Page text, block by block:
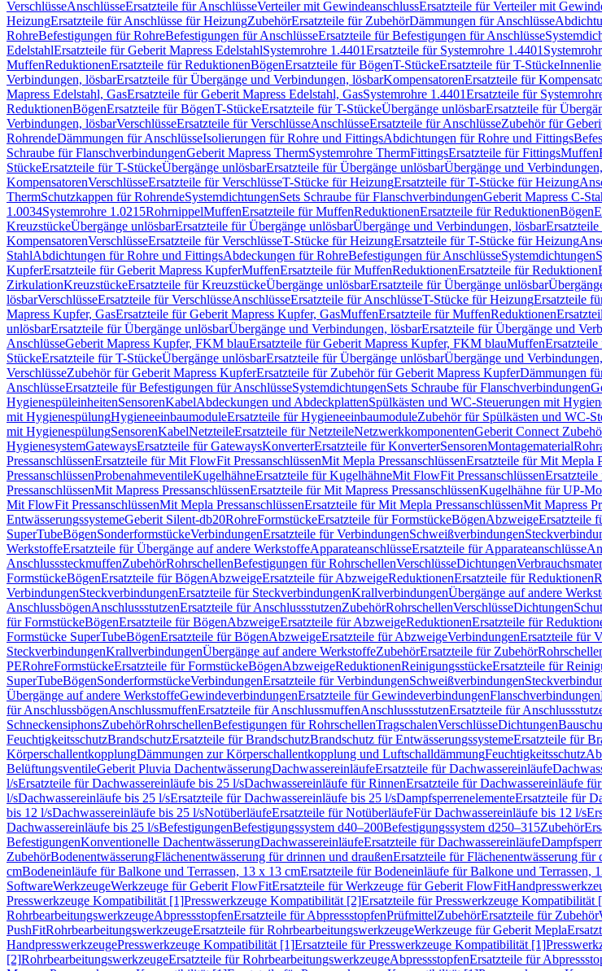
VerschlüsseAnschlüsseErsatzteile für AnschlüsseVerteiler mit GewindeanschlussErsatzteile für Verteiler mit
HeizungErsatzteile für Anschlüsse für HeizungZubehörErsatzteile für ZubehörDämmungen für Anschlüsse
RohreBefestigungen für RohreBefestigungen für AnschlüsseErsatzteile für Befestigungen für Anschlüsse
EdelstahlErsatzteile für Geberit Mapress EdelstahlSystemrohre 1.4401Ersatzteile für Systemrohre 1.4401
MuffenReduktionenErsatzteile für ReduktionenBögenErsatzteile für BögenT-StückeErsatzteile für T-Stücke
Verbindungen, lösbarErsatzteile für Übergänge und Verbindungen, lösbarKompensatorenErsatzteile für
Mapress Edelstahl, GasErsatzteile für Geberit Mapress Edelstahl, GasSystemrohre 1.4401Ersatzteile für
ReduktionenBögenErsatzteile für BögenT-StückeErsatzteile für T-StückeÜbergänge unlösbarErsatzteile für
Verbindungen, lösbarVerschlüsseErsatzteile für VerschlüsseAnschlüsseErsatzteile für AnschlüsseZubehör für
RohrendeDämmungen für AnschlüsseIsolierungen für Rohre und FittingsAbdichtungen für Rohre und Fittings
Schraube für FlanschverbindungenGeberit Mapress ThermSystemrohre ThermFittingsErsatzteile für FittingsMuffen
StückeErsatzteile für T-StückeÜbergänge unlösbarErsatzteile für Übergänge unlösbarÜbergänge und
KompensatorenVerschlüsseErsatzteile für VerschlüsseT-Stücke für HeizungErsatzteile für T-Stücke für Heizung
ThermSchutzkappen für RohrendeSystemdichtungenSets Schraube für FlanschverbindungenGeberit Mapress C-
1.0034Systemrohre 1.0215RohrnippelMuffenErsatzteile für MuffenReduktionenErsatzteile für ReduktionenBögen
KreuzstückeÜbergänge unlösbarErsatzteile für Übergänge unlösbarÜbergänge und Verbindungen, lösbar
KompensatorenVerschlüsseErsatzteile für VerschlüsseT-Stücke für HeizungErsatzteile für T-Stücke für Heizung
StahlAbdichtungen für Rohre und FittingsAbdeckungen für RohreBefestigungen für AnschlüsseSystemdichtungen
KupferErsatzteile für Geberit Mapress KupferMuffenErsatzteile für MuffenReduktionenErsatzteile für Reduktionen
ZirkulationKreuzstückeErsatzteile für KreuzstückeÜbergänge unlösbarErsatzteile für Übergänge unlösbar
lösbarVerschlüsseErsatzteile für VerschlüsseAnschlüsseErsatzteile für AnschlüsseT-Stücke für HeizungErsatzteile
Mapress Kupfer, GasErsatzteile für Geberit Mapress Kupfer, GasMuffenErsatzteile für MuffenReduktionen
unlösbarErsatzteile für Übergänge unlösbarÜbergänge und Verbindungen, lösbarErsatzteile für Übergänge und
AnschlüsseGeberit Mapress Kupfer, FKM blauErsatzteile für Geberit Mapress Kupfer, FKM blauMuffen
StückeErsatzteile für T-StückeÜbergänge unlösbarErsatzteile für Übergänge unlösbarÜbergänge und
VerschlüsseZubehör für Geberit Mapress KupferErsatzteile für Zubehör für Geberit Mapress KupferDämmungen
AnschlüsseErsatzteile für Befestigungen für AnschlüsseSystemdichtungenSets Schraube für Flanschverbindungen
HygienespüleinheitenSensorenKabelAbdeckungen und AbdeckplattenSpülkästen und WC-Steuerungen mit
mit HygienespülungHygieneeinbaumoduleErsatzteile für HygieneeinbaumoduleZubehör für Spülkästen und WC-
mit HygienespülungSensorenKabelNetzteileErsatzteile für NetzteileNetzwerkkomponentenGeberit Connect
HygienesystemGatewaysErsatzteile für GatewaysKonverterErsatzteile für KonverterSensorenMontagematerial
PressanschlüssenErsatzteile für Mit FlowFit PressanschlüssenMit Mepla PressanschlüssenErsatzteile für Mit Mepla
PressanschlüssenProbenahmeventileKugelhähneErsatzteile für KugelhähneMit FlowFit Pressanschlüssen
PressanschlüssenMit Mapress PressanschlüssenErsatzteile für Mit Mapress PressanschlüssenKugelhähne für UP-
Mit FlowFit PressanschlüssenMit Mepla PressanschlüssenErsatzteile für Mit Mepla PressanschlüssenMit Mapress
EntwässerungssystemeGeberit Silent-db20RohreFormstückeErsatzteile für FormstückeBögenAbzweigeErsatzteile
SuperTubeBögenSonderformstückeVerbindungenErsatzteile für VerbindungenSchweißverbindungen
WerkstoffeErsatzteile für Übergänge auf andere WerkstoffeApparateanschlüsseErsatzteile für Apparateanschlüsse
AnschlusssteckmuffenZubehörRohrschellenBefestigungen für RohrschellenVerschlüsseDichtungen
FormstückeBögenErsatzteile für BögenAbzweigeErsatzteile für AbzweigeReduktionenErsatzteile für Reduktionen
VerbindungenSteckverbindungenErsatzteile für SteckverbindungenKrallverbindungenÜbergänge auf andere
AnschlussbögenAnschlussstutzenErsatzteile für AnschlussstutzenZubehörRohrschellenVerschlüsseDichtungen
für FormstückeBögenErsatzteile für BögenAbzweigeErsatzteile für AbzweigeReduktionenErsatzteile für
Formstücke SuperTubeBögenErsatzteile für BögenAbzweigeErsatzteile für AbzweigeVerbindungenErsatzteile für
SteckverbindungenKrallverbindungenÜbergänge auf andere WerkstoffeZubehörErsatzteile für Zubehör
PERohreFormstückeErsatzteile für FormstückeBögenAbzweigeReduktionenReinigungsstückeErsatzteile für
SuperTubeBögenSonderformstückeVerbindungenErsatzteile für VerbindungenSchweißverbindungen
Übergänge auf andere WerkstoffeGewindeverbindungenErsatzteile für GewindeverbindungenFlanschverbindungen
für AnschlussbögenAnschlussmuffenErsatzteile für AnschlussmuffenAnschlussstutzenErsatzteile für
SchneckensiphonsZubehörRohrschellenBefestigungen für RohrschellenTragschalenVerschlüsseDichtungen
FeuchtigkeitsschutzBrandschutzErsatzteile für BrandschutzBrandschutz für EntwässerungssystemeErsatzteile für
KörperschallentkopplungDämmungen zur Körperschallentkopplung und LuftschalldämmungFeuchtigkeitsschutz
BelüftungsventileGeberit Pluvia DachentwässerungDachwassereinläufeErsatzteile für Dachwassereinläufe
l/sErsatzteile für Dachwassereinläufe bis 25 l/sDachwassereinläufe für RinnenErsatzteile für Dachwassereinläufe
l/sDachwassereinläufe bis 25 l/sErsatzteile für Dachwassereinläufe bis 25 l/sDampfsperrenelementeErsatzteile für
bis 12 l/sDachwassereinläufe bis 25 l/sNotüberläufeErsatzteile für NotüberläufeFür Dachwassereinläufe bis 12 l/s
Dachwassereinläufe bis 25 l/sBefestigungenBefestigungssystem d40–200Befestigungssystem d250–315Zubehör
BefestigungenKonventionelle DachentwässerungDachwassereinläufeErsatzteile für Dachwassereinläufe
ZubehörBodenentwässerungFlächenentwässerung für drinnen und draußenErsatzteile für Flächenentwässerung für
cmBodeneinläufe für Balkone und Terrassen, 13 x 13 cmErsatzteile für Bodeneinläufe für Balkone und Terrassen,
SoftwareWerkzeugeWerkzeuge für Geberit FlowFitErsatzteile für Werkzeuge für Geberit FlowFit
Presswerkzeuge Kompatibilität [1]Presswerkzeuge Kompatibilität [2]Ersatzteile für Presswerkzeuge Kompatibilität
RohrbearbeitungswerkzeugeAbpressstopfenErsatzteile für AbpressstopfenPrüfmittelZubehörErsatzteile für Zubehör
PushFitRohrbearbeitungswerkzeugeErsatzteile für RohrbearbeitungswerkzeugeWerkzeuge für Geberit Mepla
HandpresswerkzeugePresswerkzeuge Kompatibilität [1]Ersatzteile für Presswerkzeuge Kompatibilität [1]
[2]RohrbearbeitungswerkzeugeErsatzteile für RohrbearbeitungswerkzeugeAbpressstopfenErsatzteile für